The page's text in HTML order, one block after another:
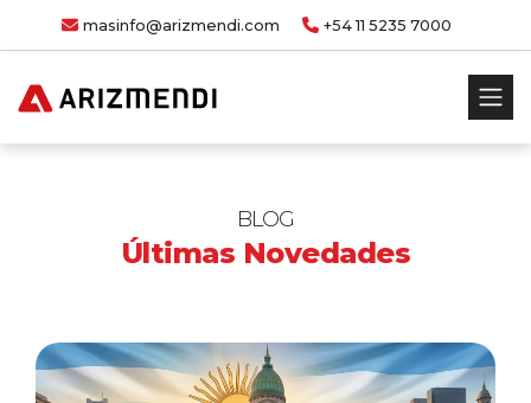
masinfo@arizmendi.com +54 11 5235 7000
BLOG
Últimas Novedades